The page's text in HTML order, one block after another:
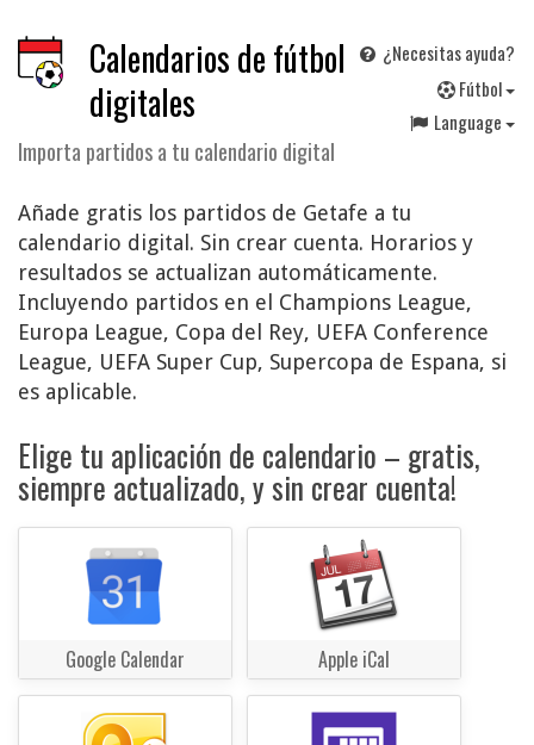
Calendarios de fútbol
digitales
Importa partidos a tu calendario digital
¿Necesitas ayuda?
Fútbol
Language
Añade gratis los partidos de Getafe a tu
calendario digital. Sin crear cuenta. Horarios y
resultados se actualizan automáticamente.
Incluyendo partidos en el Champions League,
Europa League, Copa del Rey, UEFA Conference
League, UEFA Super Cup, Supercopa de Espana, si
es aplicable.
Elige tu aplicación de calendario – gratis,
siempre actualizado, y sin crear cuenta!
Google Calendar Apple iCal